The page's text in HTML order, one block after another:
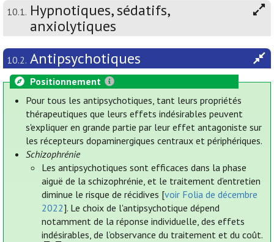
matières
10.1. Hypnotiques, sédatifs,
anxiolytiques
10.2. Antipsychotiques
Positionnement
Pour tous les antipsychotiques, tant leurs propriétés
thérapeutiques que leurs effets indésirables peuvent
s'expliquer en grande partie par leur effet antagoniste sur
les récepteurs dopaminergiques centraux et périphériques.
Schizophrénie
Les antipsychotiques sont efficaces dans la phase
aiguë de la schizophrénie, et le traitement d’entretien
diminue le risque de récidives [voir Folia de décembre
2022]. Le choix de l'antipsychotique dépend
notamment de la réponse individuelle, des effets
indésirables, de l’observance du traitement et du coût.